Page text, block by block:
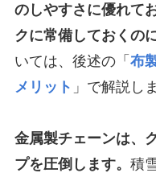
のしやすさに優れて
クに常備しておくの
いては、後述の「 布
メリット 」で解説し
金属製チェーンは、
プを圧倒します。 積